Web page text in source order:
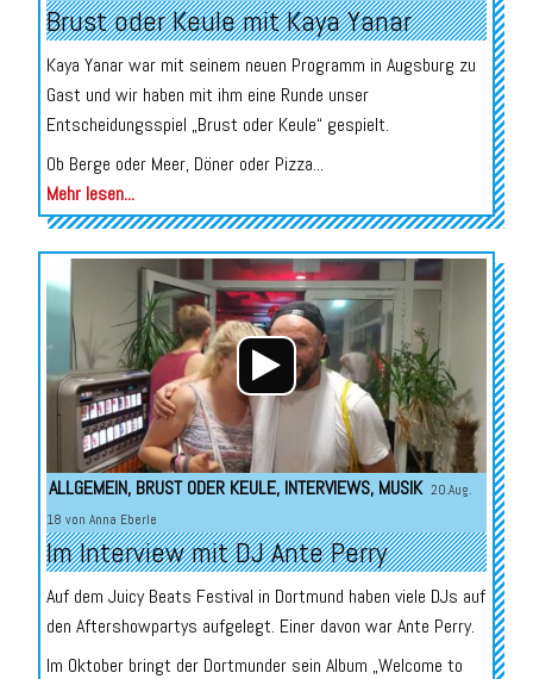
Brust oder Keule mit Kaya Yanar
Kaya Yanar war mit seinem neuen Programm in Augsburg zu
Gast und wir haben mit ihm eine Runde unser
Entscheidungsspiel „Brust oder Keule“ gespielt.
Ob Berge oder Meer, Döner oder Pizza...
Mehr lesen...
Audio-
Player
ALLGEMEIN, BRUST ODER KEULE, INTERVIEWS, MUSIK 20.Aug.
18 von Anna Eberle
Im Interview mit DJ Ante Perry
Auf dem Juicy Beats Festival in Dortmund haben viele DJs auf
den Aftershowpartys aufgelegt. Einer davon war Ante Perry.
Im Oktober bringt der Dortmunder sein Album „Welcome to